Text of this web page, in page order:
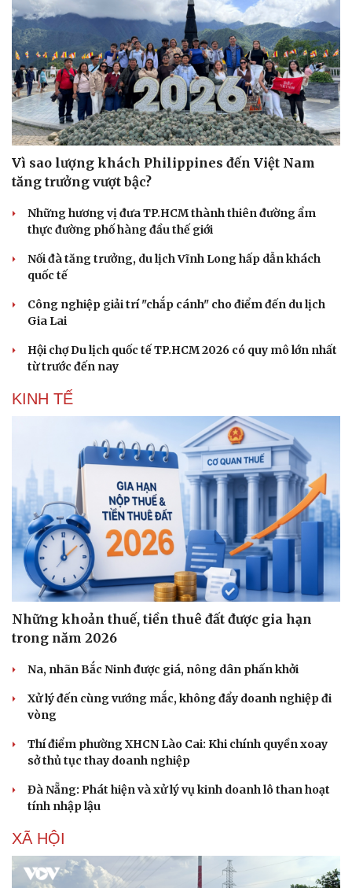
Dinh dưỡng - món ngon
Cây thuốc
Sản phụ khoa
Nhi khoa
Nam khoa
Làm đẹp - giảm cân
Phòng mạch online
Nhà đẹp
Tình yêu - Gia đình
Vì sao lượng khách Philippines đến Việt Nam
tăng trưởng vượt bậc?
Những hương vị đưa TP.HCM thành thiên đường ẩm
thực đường phố hàng đầu thế giới
Nối đà tăng trưởng, du lịch Vĩnh Long hấp dẫn khách
quốc tế
Công nghiệp giải trí "chắp cánh" cho điểm đến du lịch
Gia Lai
Hội chợ Du lịch quốc tế TP.HCM 2026 có quy mô lớn nhất
từ trước đến nay
KINH TẾ
Những khoản thuế, tiền thuê đất được gia hạn
trong năm 2026
Na, nhãn Bắc Ninh được giá, nông dân phấn khởi
Xử lý đến cùng vướng mắc, không đẩy doanh nghiệp đi
vòng
Thí điểm phường XHCN Lào Cai: Khi chính quyền xoay
sở thủ tục thay doanh nghiệp
Đà Nẵng: Phát hiện và xử lý vụ kinh doanh lô than hoạt
tính nhập lậu
XÃ HỘI